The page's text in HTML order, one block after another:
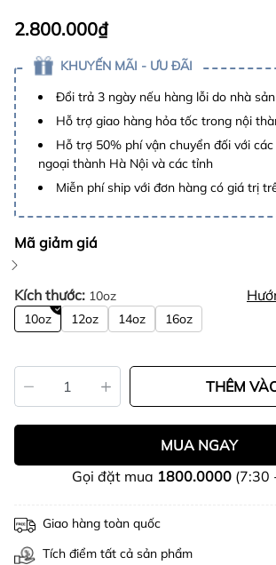
2.800.000₫
KHUYẾN MÃI - ƯU ĐÃI
Đổi trả 3 ngày nếu hàng lỗi do nhà
Hỗ trợ giao hàng hỏa tốc trong nội
Hỗ trợ 50% phí vận chuyển đối với
ngoại thành Hà Nội và các tỉnh
Miễn phí ship với đơn hàng có giá trị
Mã giảm giá
Kích thước: 10oz
10oz 12oz 14oz 16oz
THÊM
MUA NGAY
Gọi đặt mua 1800.0000(7:30
Giao hàng toàn quốc
Tích điểm tất cả sản phẩm